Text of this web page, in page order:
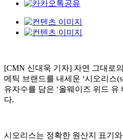
[CMN 신대욱 기자] 자연 그대로
메틱 브랜드를 내세운 ‘시오리스
유자수를 담은 ‘올웨이즈 위드 유
다.
시오리스는 정확한 원산지 표기